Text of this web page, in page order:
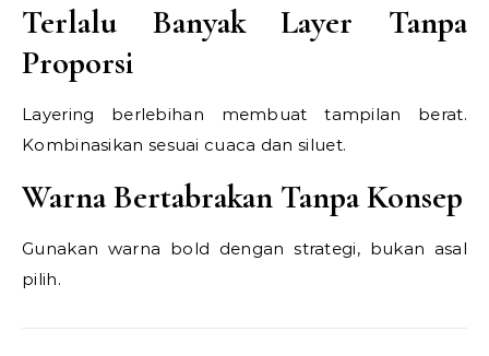
Terlalu Banyak Layer Tanpa
Proporsi
Layering berlebihan membuat tampilan berat.
Kombinasikan sesuai cuaca dan siluet.
Warna Bertabrakan Tanpa Konsep
Gunakan warna bold dengan strategi, bukan asal
pilih.